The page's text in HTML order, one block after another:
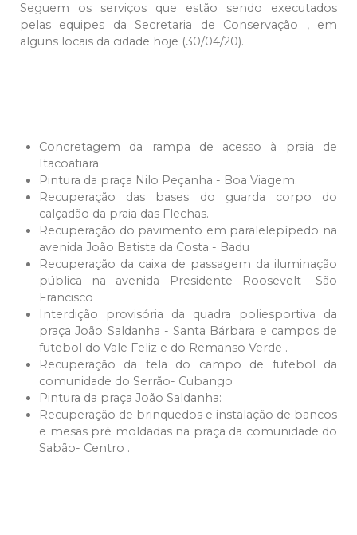
Seguem os serviços que estão sendo executados
pelas equipes da Secretaria de Conservação , em
alguns locais da cidade hoje (30/04/20).
Concretagem da rampa de acesso à praia de
Itacoatiara
Pintura da praça Nilo Peçanha - Boa Viagem.
Recuperação das bases do guarda corpo do
calçadão da praia das Flechas.
Recuperação do pavimento em paralelepípedo na
avenida João Batista da Costa - Badu
Recuperação da caixa de passagem da iluminação
pública na avenida Presidente Roosevelt- São
Francisco
Interdição provisória da quadra poliesportiva da
praça João Saldanha - Santa Bárbara e campos de
futebol do Vale Feliz e do Remanso Verde .
Recuperação da tela do campo de futebol da
comunidade do Serrão- Cubango
Pintura da praça João Saldanha:
Recuperação de brinquedos e instalação de bancos
e mesas pré moldadas na praça da comunidade do
Sabão- Centro .